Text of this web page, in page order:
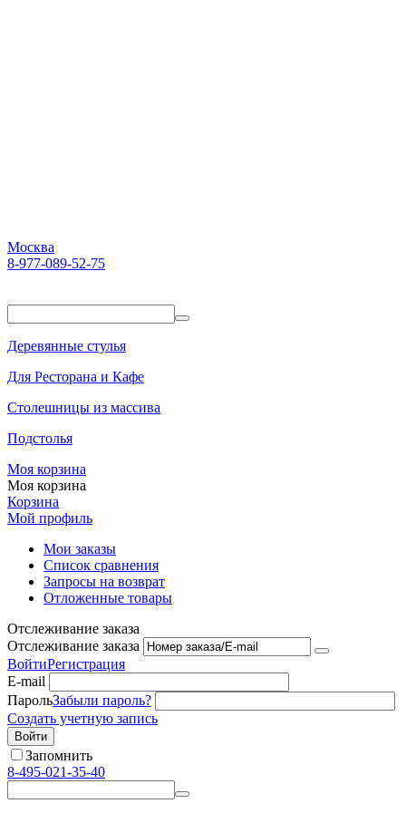
Москва
8-977-089-52-75
Деревянные стулья
Для Ресторана и Кафе
Столешницы из массива
Подстолья
Моя корзина
Моя корзина
Корзина
Мой профиль
Мои заказы
Список сравнения
Запросы на возврат
Отложенные товары
Отслеживание заказа
Отслеживание заказа
ВойтиРегистрация
E-mail
ПарольЗабыли пароль?
Создать учетную запись
Войти
Запомнить
8-495-021-35-40